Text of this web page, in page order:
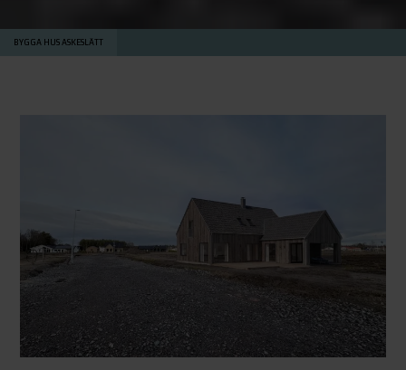
BYGGA HUS ASKESLÄTT